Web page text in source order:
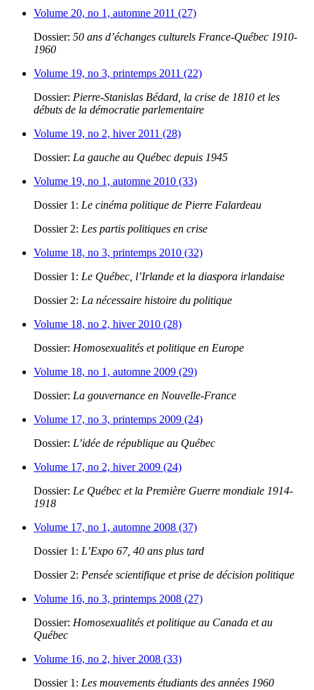
Volume 20, no 1, automne 2011 (27)
Dossier: 50 ans d’échanges culturels France-Québec 1910-
1960
Volume 19, no 3, printemps 2011 (22)
Dossier: Pierre-Stanislas Bédard, la crise de 1810 et les
débuts de la démocratie parlementaire
Volume 19, no 2, hiver 2011 (28)
Dossier: La gauche au Québec depuis 1945
Volume 19, no 1, automne 2010 (33)
Dossier 1: Le cinéma politique de Pierre Falardeau
Dossier 2: Les partis politiques en crise
Volume 18, no 3, printemps 2010 (32)
Dossier 1: Le Québec, l’Irlande et la diaspora irlandaise
Dossier 2: La nécessaire histoire du politique
Volume 18, no 2, hiver 2010 (28)
Dossier: Homosexualités et politique en Europe
Volume 18, no 1, automne 2009 (29)
Dossier: La gouvernance en Nouvelle-France
Volume 17, no 3, printemps 2009 (24)
Dossier: L’idée de république au Québec
Volume 17, no 2, hiver 2009 (24)
Dossier: Le Québec et la Première Guerre mondiale 1914-
1918
Volume 17, no 1, automne 2008 (37)
Dossier 1: L’Expo 67, 40 ans plus tard
Dossier 2: Pensée scientifique et prise de décision politique
Volume 16, no 3, printemps 2008 (27)
Dossier: Homosexualités et politique au Canada et au
Québec
Volume 16, no 2, hiver 2008 (33)
Dossier 1: Les mouvements étudiants des années 1960